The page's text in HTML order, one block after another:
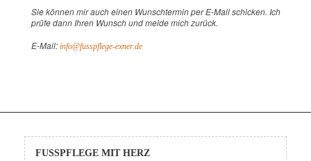
Sie können mir auch einen Wunschtermin per E-Mail schicken. Ich
prüfe dann Ihren Wunsch und melde mich zurück.
E-Mail: info@fusspflege-exner.de
FUSSPFLEGE MIT HERZ